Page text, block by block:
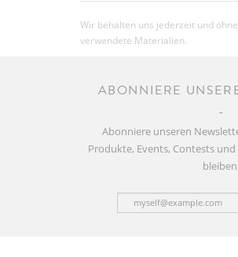
Wir behalten uns jederzeit und
verwendete Materialien.
ABONNIERE
Abonniere unseren
Produkte, Events, Contests